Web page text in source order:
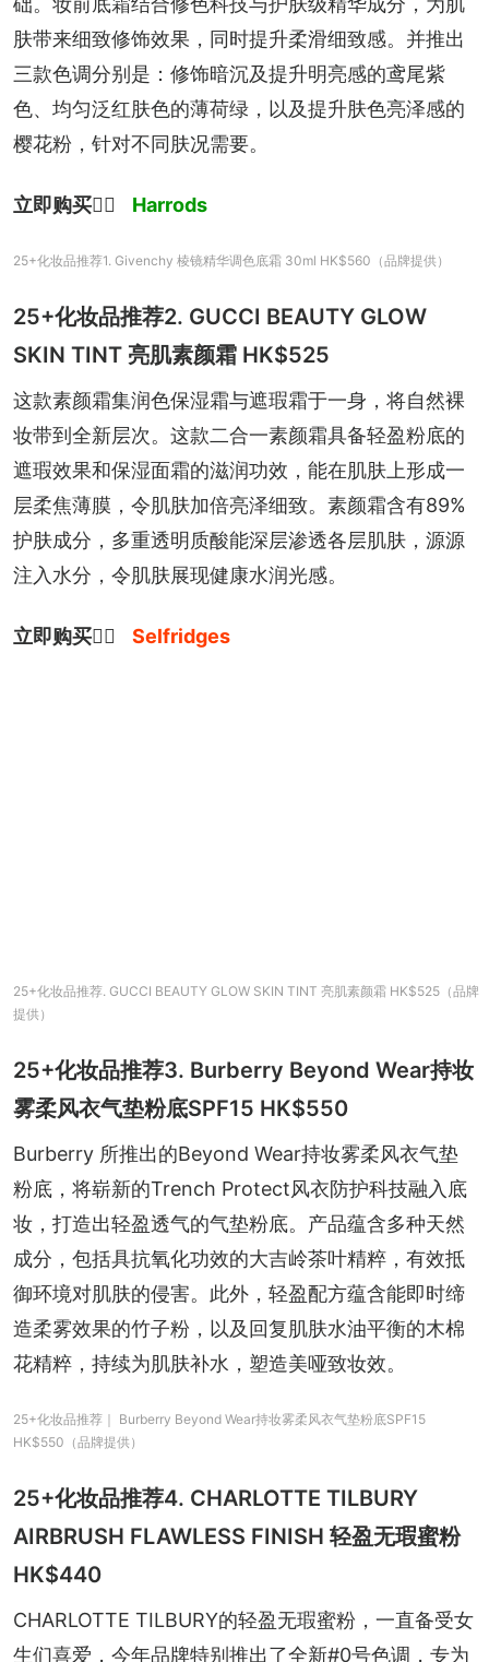
肤带来细致修饰效果，同时提升柔滑细致感。并推出
三款色调分别是：修饰暗沉及提升明亮感的鸢尾紫
色、均匀泛红肤色的薄荷绿，以及提升肤色亮泽感的
樱花粉，针对不同肤况需要。
立即购买👉🏻 Harrods
25+化妆品推荐1. Givenchy 棱镜精华调色底霜 30ml HK$560（品牌提供）
25+化妆品推荐2. GUCCI BEAUTY GLOW
SKIN TINT 亮肌素颜霜 HK$525
这款素颜霜集润色保湿霜与遮瑕霜于一身，将自然裸
妆带到全新层次。这款二合一素颜霜具备轻盈粉底的
遮瑕效果和保湿面霜的滋润功效，能在肌肤上形成一
层柔焦薄膜，令肌肤加倍亮泽细致。素颜霜含有89%
护肤成分，多重透明质酸能深层渗透各层肌肤，源源
注入水分，令肌肤展现健康水润光感。
立即购买👉🏻 Selfridges
25+化妆品推荐. GUCCI BEAUTY GLOW SKIN TINT 亮肌素颜霜 HK$525（品牌
提供）
25+化妆品推荐3. Burberry Beyond Wear持妆
雾柔风衣气垫粉底SPF15 HK$550
Burberry 所推出的Beyond Wear持妆雾柔风衣气垫
粉底，将崭新的Trench Protect风衣防护科技融入底
妆，打造出轻盈透气的气垫粉底。产品蕴含多种天然
成分，包括具抗氧化功效的大吉岭茶叶精粹，有效抵
御环境对肌肤的侵害。此外，轻盈配方蕴含能即时缔
造柔雾效果的竹子粉，以及回复肌肤水油平衡的木棉
花精粹，持续为肌肤补水，塑造美哑致妆效。
25+化妆品推荐｜ Burberry Beyond Wear持妆雾柔风衣气垫粉底SPF15
HK$550（品牌提供）
25+化妆品推荐4. CHARLOTTE TILBURY
AIRBRUSH FLAWLESS FINISH 轻盈无瑕蜜粉
HK$440
CHARLOTTE TILBURY的轻盈无瑕蜜粉，一直备受女
生们喜爱，今年品牌特别推出了全新#0号色调，专为